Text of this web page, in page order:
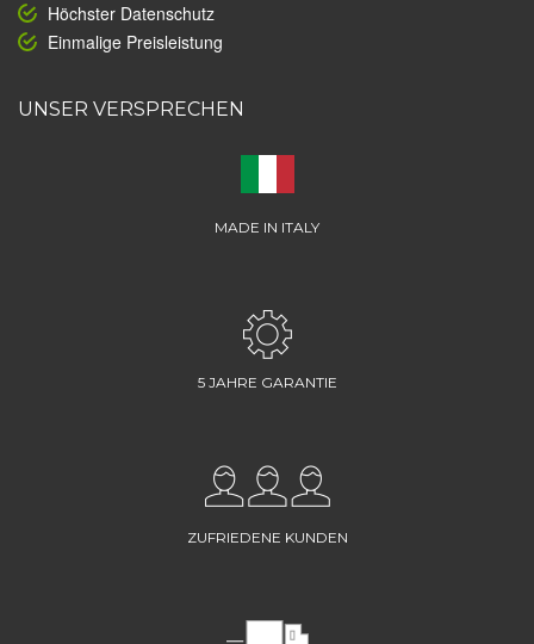
Höchster Datenschutz
Einmalige Preisleistung
UNSER VERSPRECHEN
MADE IN ITALY
5 JAHRE GARANTIE
ZUFRIEDENE KUNDEN